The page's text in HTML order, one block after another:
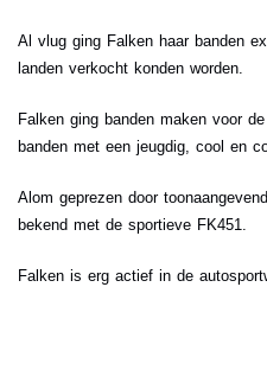
Al vlug ging Falken haar banden
landen verkocht konden worden.
Falken ging banden maken voor
banden met een jeugdig, cool en
Alom geprezen door
bekend met de sportieve FK451.
Falken is erg actief in de